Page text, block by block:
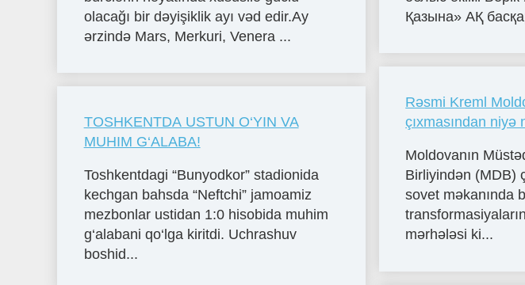
olacağı bir dəyişiklik ayı vəd edir.Ay
ərzində Mars, Merkuri, Venera ...
TOSHKENTDA USTUN O‘YIN VA
MUHIM G‘ALABA!
Toshkentdagi “Bunyodkor” stadionida
kechgan bahsda “Neftchi” jamoamiz
mezbonlar ustidan 1:0 hisobida muhim
g‘alabani qo‘lga kiritdi. Uchrashuv
boshid...
Қазына» АҚ
Rəsmi Kreml
çıxmasından niyə
Moldovanın
Birliyindən (MDB)
sovet məkanında
mərhələsi ki...